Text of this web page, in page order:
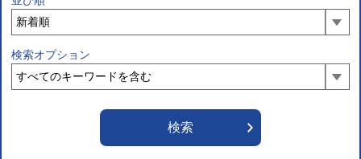
検索オプション